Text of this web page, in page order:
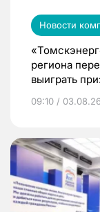
Новости
региона
выиграть
09:10 / 03.08.26